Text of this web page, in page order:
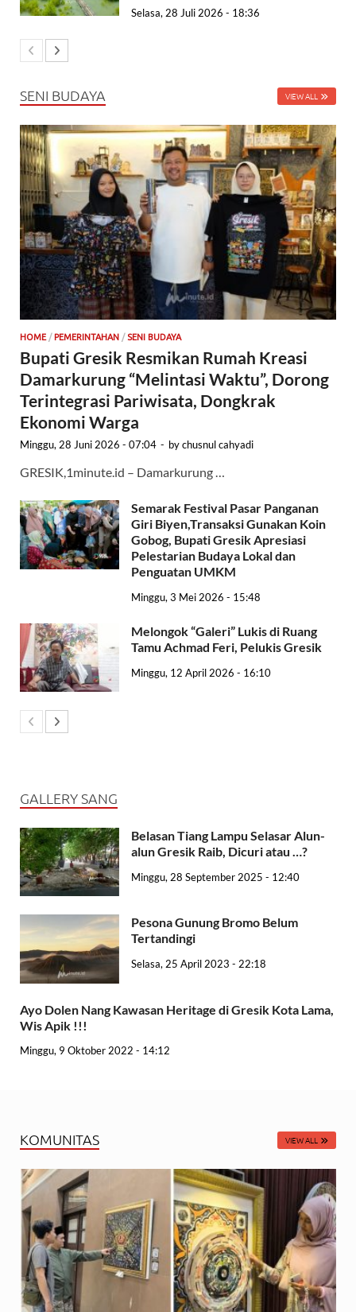
Selasa, 28 Juli 2026 - 18:36
SENI BUDAYA VIEW ALL
HOME/ PEMERINTAHAN /SENI BUDAYA
Bupati Gresik Resmikan Rumah Kreasi
Damarkurung “Melintasi Waktu”, Dorong
Terintegrasi Pariwisata, Dongkrak
Ekonomi Warga
Minggu, 28 Juni 2026 - 07:04 - bychusnul cahyadi
GRESIK,1minute.id – Damarkurung …
Semarak Festival Pasar Panganan
Giri Biyen,Transaksi Gunakan Koin
Gobog, Bupati Gresik Apresiasi
Pelestarian Budaya Lokal dan
Penguatan UMKM
Minggu, 3 Mei 2026 - 15:48
Melongok “Galeri” Lukis di Ruang
Tamu Achmad Feri, Pelukis Gresik
Minggu, 12 April 2026 - 16:10
GALLERY SANG
Belasan Tiang Lampu Selasar Alun-
alun Gresik Raib, Dicuri atau …?
Minggu, 28 September 2025 - 12:40
Pesona Gunung Bromo Belum
Tertandingi
Selasa, 25 April 2023 - 22:18
Ayo Dolen Nang Kawasan Heritage di Gresik Kota Lama,
Wis Apik !!!
Minggu, 9 Oktober 2022 - 14:12
KOMUNITAS VIEW ALL